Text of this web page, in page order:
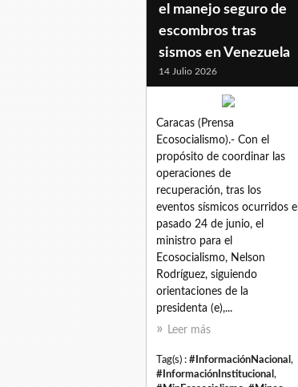
el manejo seguro de
escombros tras
sismos en Venezuela
14 Julio 2026
Caracas (Prensa
Ecosocialismo).- Con el
propósito de coordinar las
operaciones de
recuperación, tras los
eventos sísmicos ocurridos el
pasado 24 de junio, el
ministro para el
Ecosocialismo, Nelson
Rodríguez, siguiendo
orientaciones de la
presidenta (e),...
Leer más
Tag(s) : #InformaciónNacional ,
#InformaciónInstitucional ,